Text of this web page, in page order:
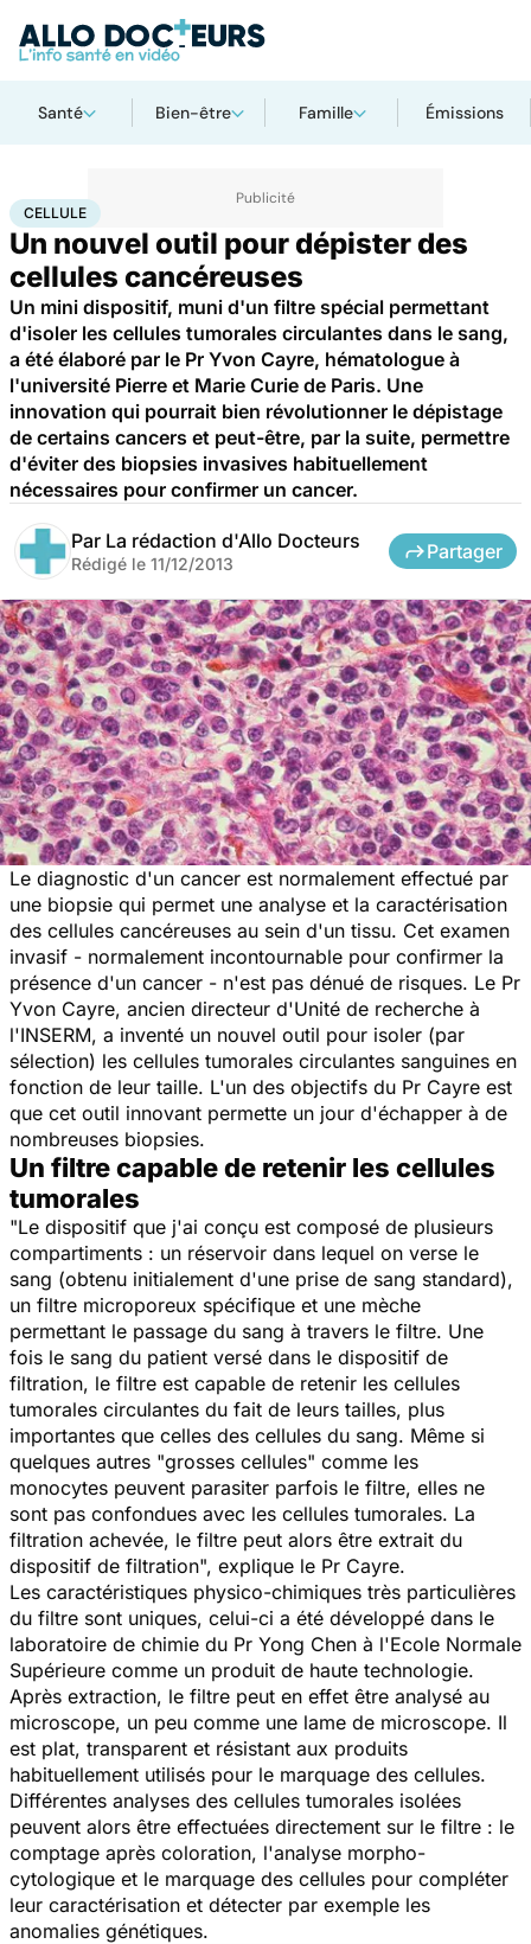
Santé Bien-être Famille Émissions
AccueilSanté Cellule
CELLULE
Un nouvel outil pour dépister des
cellules cancéreuses
Un mini dispositif, muni d'un filtre spécial permettant
d'isoler les cellules tumorales circulantes dans le sang,
a été élaboré par le Pr Yvon Cayre, hématologue à
l'université Pierre et Marie Curie de Paris. Une
innovation qui pourrait bien révolutionner le dépistage
de certains cancers et peut-être, par la suite, permettre
d'éviter des biopsies invasives habituellement
nécessaires pour confirmer un cancer.
Par La rédaction d'Allo Docteurs
Rédigé le 11/12/2013
Partager
Le diagnostic d'un cancer est normalement effectué par
une biopsie qui permet une analyse et la caractérisation
des cellules cancéreuses au sein d'un tissu. Cet examen
invasif - normalement incontournable pour confirmer la
présence d'un cancer - n'est pas dénué de risques. Le Pr
Yvon Cayre, ancien directeur d'Unité de recherche à
l'INSERM, a inventé un nouvel outil pour isoler (par
sélection) les cellules tumorales circulantes sanguines en
fonction de leur taille. L'un des objectifs du Pr Cayre est
que cet outil innovant permette un jour d'échapper à de
nombreuses biopsies.
Un filtre capable de retenir les cellules
tumorales
"Le dispositif que j'ai conçu est composé de plusieurs
compartiments : un réservoir dans lequel on verse le
sang (obtenu initialement d'une prise de sang standard),
un filtre microporeux spécifique et une mèche
permettant le passage du sang à travers le filtre. Une
fois le sang du patient versé dans le dispositif de
filtration, le filtre est capable de retenir les cellules
tumorales circulantes du fait de leurs tailles, plus
importantes que celles des cellules du sang. Même si
quelques autres "grosses cellules" comme les
monocytes peuvent parasiter parfois le filtre, elles ne
sont pas confondues avec les cellules tumorales. La
filtration achevée, le filtre peut alors être extrait du
dispositif de filtration", explique le Pr Cayre.
Les caractéristiques physico-chimiques très particulières
du filtre sont uniques, celui-ci a été développé dans le
laboratoire de chimie du Pr Yong Chen à l'Ecole Normale
Supérieure comme un produit de haute technologie.
Après extraction, le filtre peut en effet être analysé au
microscope, un peu comme une lame de microscope. Il
est plat, transparent et résistant aux produits
habituellement utilisés pour le marquage des cellules.
Différentes analyses des cellules tumorales isolées
peuvent alors être effectuées directement sur le filtre : le
comptage après coloration, l'analyse morpho-
cytologique et le marquage des cellules pour compléter
leur caractérisation et détecter par exemple les
anomalies génétiques.